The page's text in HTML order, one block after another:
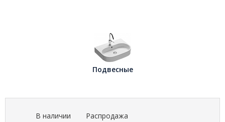
Подвесные
В наличии Распродажа